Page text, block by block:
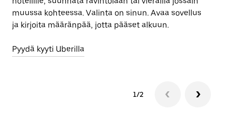
muussa kohteessa. Valinta on sinun. Avaa sovellus
ja kirjoita määränpää, jotta pääset alkuun.
Pyydä kyyti Uberilla
1/2